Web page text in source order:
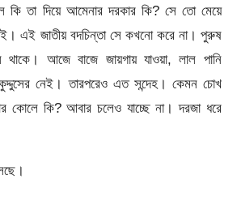
তা দিয়ে আমেনার দরকার কি? সে তো মেয়ে
এই জাতীয় বদচিন্তা সে কখনো করে না। পুরুষ
আজে বাজে জায়গায় যাওয়া, লাল পানি
নেই। তারপরেও এত সন্দেহ। কেমন চোখ
কি? আবার চলেও যাচ্ছে না। দরজা ধরে